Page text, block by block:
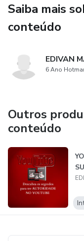
Saiba mais
conteúdo
EDIVAN
6 Ano
Outros
conteúdo